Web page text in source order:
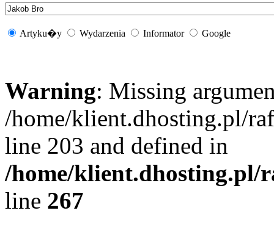
Artyku�y Wydarzenia Informator Google
Warning: Missing
/home/klient.dhosting.pl/
line 203 and defined in
/home/klient.dhosting.pl/
line 267